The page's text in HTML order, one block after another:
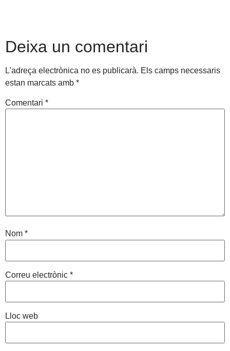
Deixa un comentari
L'adreça electrònica no es publicarà. Els camps necessaris
estan marcats amb *
Comentari *
Nom *
Correu electrònic *
Lloc web